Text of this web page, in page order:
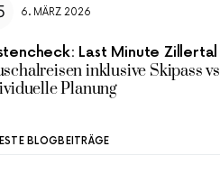
6. MÄRZ 2026
Last Minute Zillertal
inklusive Skipass vs
Planung
BLOGBEITRÄGE